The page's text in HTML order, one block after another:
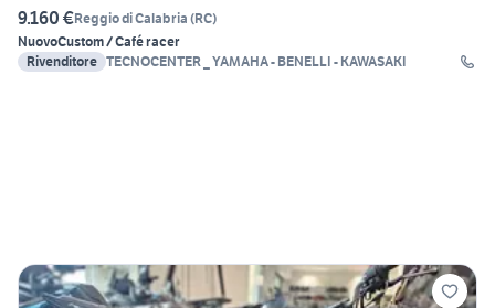
9.160 €Reggio di Calabria (RC)
NuovoCustom / Café racer
Rivenditore TECNOCENTER _ YAMAHA - BENELLI - KAWASAKI